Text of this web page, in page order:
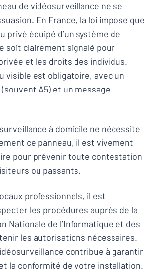
de vidéosurveillance ne se
En France, la loi impose que
privé équipé d’un système de
soit clairement signalé pour
et les droits des individus.
visible est obligatoire, avec un
A5) et un message
à domicile ne nécessite
ce panneau, il est vivement
pour prévenir toute contestation
ou passants.
professionnels, il est
les procédures auprès de la
Nationale de l’Informatique et des
les autorisations nécessaires.
contribue à garantir
la conformité de votre installation.